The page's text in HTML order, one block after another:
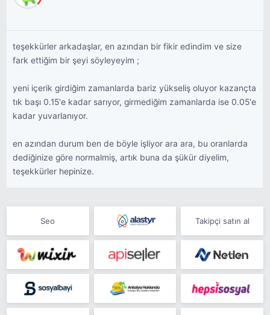
teşekkürler arkadaşlar, en azından bir fikir edindim ve size
fark ettiğim bir şeyi söyleyeyim ;
yeni içerik girdiğim zamanlarda bariz yükseliş oluyor kazançta
tık başı 0.15'e kadar sarıyor, girmediğim zamanlarda ise 0.05'e
kadar yuvarlanıyor.
en azından durum ben de böyle işliyor ara ara, bu oranlarda
dediğinize göre normalmiş, artık buna da şükür diyelim,
teşekkürler hepinize.
Seo Takipçi satın al